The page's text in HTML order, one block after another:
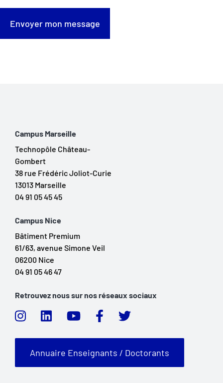
Campus Marseille
Technopôle Château-
Gombert
38 rue Frédéric Joliot-Curie
13013 Marseille
04 91 05 45 45
Campus Nice
Bâtiment Premium
61/63, avenue Simone Veil
06200 Nice
04 91 05 46 47
Retrouvez nous sur nos réseaux sociaux
Annuaire Enseignants / Doctorants